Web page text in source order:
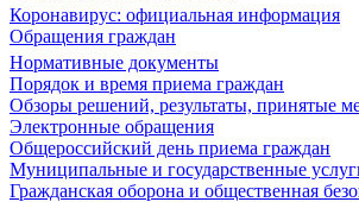
Коронавирус: официальная информация
Обращения граждан
Нормативные документы
Порядок и время приема граждан
Обзоры решений, результаты, принятые
Электронные обращения
Общероссийский день приема граждан
Муниципальные и государственные
Гражданская оборона и общественная